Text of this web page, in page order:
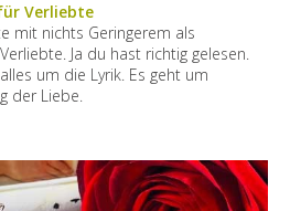
Verliebte
mit nichts Geringerem als
Ja du hast richtig gelesen.
um die Lyrik. Es geht um
der Liebe.